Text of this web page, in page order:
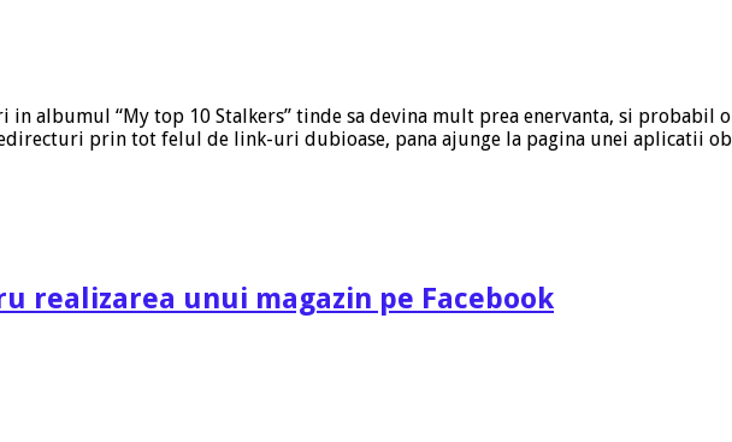
albumul “My top 10 Stalkers” tinde sa devina mult prea enervanta, si probabil
prin tot felul de link-uri dubioase, pana ajunge la pagina unei aplicatii
realizarea unui magazin pe Facebook